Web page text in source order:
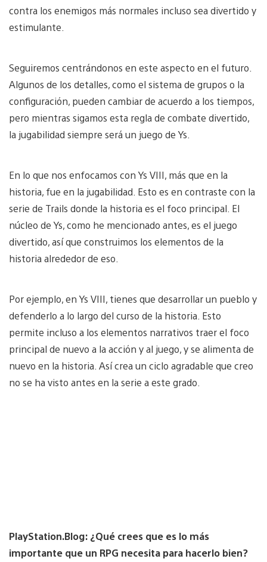
contra los enemigos más normales incluso sea divertido y
estimulante.
Seguiremos centrándonos en este aspecto en el futuro.
Algunos de los detalles, como el sistema de grupos o la
configuración, pueden cambiar de acuerdo a los tiempos,
pero mientras sigamos esta regla de combate divertido,
la jugabilidad siempre será un juego de Ys.
En lo que nos enfocamos con Ys VIII, más que en la
historia, fue en la jugabilidad. Esto es en contraste con la
serie de Trails donde la historia es el foco principal. El
núcleo de Ys, como he mencionado antes, es el juego
divertido, así que construimos los elementos de la
historia alrededor de eso.
Por ejemplo, en Ys VIII, tienes que desarrollar un pueblo y
defenderlo a lo largo del curso de la historia. Esto
permite incluso a los elementos narrativos traer el foco
principal de nuevo a la acción y al juego, y se alimenta de
nuevo en la historia. Así crea un ciclo agradable que creo
no se ha visto antes en la serie a este grado.
PlayStation.Blog: ¿Qué crees que es lo más
importante que un RPG necesita para hacerlo bien?